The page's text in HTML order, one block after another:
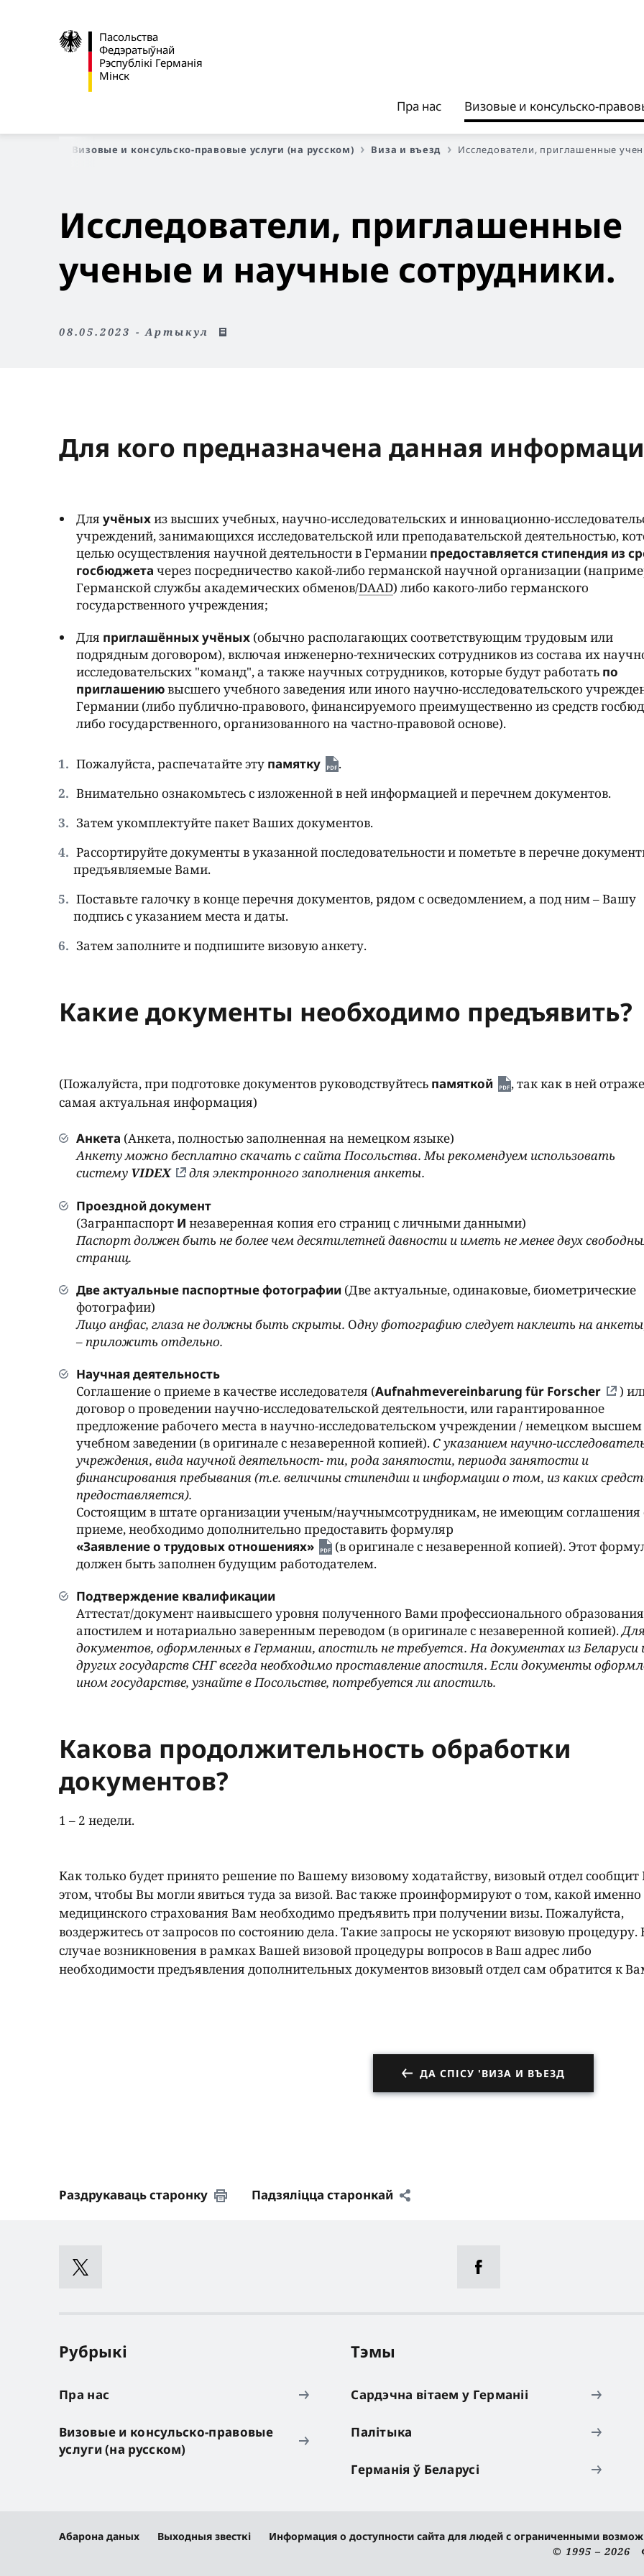
Пасольства
Федэратыўнай
Рэспублікі Германія
Мінск
Пра нас Визовые и консульско-
Визовые и консульско-правовые услуги (на русском) Виза и въезд Исследователи, приглашенные
Исследователи, приглашенные
ученые и научные сотрудники.
08.05.2023 - Артыкул
Для кого предназначена данная
Дляучёныхиз высших учебных, научно-исследовательских и инновационно-
учреждений, занимающихся исследовательской или преподавательской деятельностью,
целью осуществления научной деятельности в Германии предоставляется стипендия из
госбюджетачерез посредничество какой-либо германской научной организации
Германской службы академических обменов/DAAD) либо какого-либо германского
государственного учреждения;
Для приглашённых учёных (обычно располагающих соответствующим трудовым или
подрядным договором), включая инженерно-технических сотрудников из состава их
исследовательских "команд", а также научных сотрудников, которые будут работать по
приглашениювысшего учебного заведения или иного научно-исследовательского
Германии (либо публично-правового, финансируемого преимущественно из средств
либо государственного, организованного на частно-правовой основе).
Пожалуйста, распечатайте эту памятку
.
Внимательно ознакомьтесь с изложенной в ней информацией и перечнем документов.
Затем укомплектуйте пакет Ваших документов.
Рассортируйте документы в указанной последовательности и пометьте в перечне
предъявляемые Вами.
Поставьте галочку в конце перечня документов, рядом с осведомлением, а под ним – Вашу
подпись с указанием места и даты.
Затем заполните и подпишите визовую анкету.
Какие документы необходимо предъявить?
(Пожалуйста, при подготовке документов руководствуйтесь памяткой
, так как в ней
самая актуальная информация)
Анкета (Анкета, полностью заполненная на немецком языке)
Анкету можно бесплатно скачать с сайта Посольства. Мы рекомендуем использовать
систему VIDEX
для электронного заполнения анкеты.
Проездной документ
(Загранпаспорт Инезаверенная копия его страниц с личными данными)
Паспорт должен быть не более чем десятилетней давности и иметь не менее двух
страниц.
Две актуальные паспортные фотографии (Две актуальные, одинаковые, биометрические
фотографии)
Лицо анфас, глаза не должны быть скрыты. Одну фотографию следует наклеить на
– приложить отдельно.
Научная деятельность
Cоглашение о приеме в качестве исследователя (Aufnahmevereinbarung für Forscher
)
договор о проведении научно-исследовательской деятельности, или гарантированное
предложение рабочего места в научно-исследовательском учреждении / немецком высшем
учебном заведении (в оригинале с незаверенной копией). C указанием научно-
учреждения, вида научной деятельност- ти, рода занятости, периода занятости и
финансирования пребывания (т.е. величины стипендии и информации о том, из каких
предоставляется).
Состоящим в штате организации ученым/научнымсотрудникам, не имеющим соглашения
приеме, необходимо дополнительно предоставить формуляр
«Заявление о трудовых отношениях»
(в оригинале с незаверенной копией). Этот
должен быть заполнен будущим работодателем.
Подтверждение квалификации
Аттестат/документ наивысшего уровня полученного Вами профессионального образования
апостилем и нотариально заверенным переводом (в оригинале с незаверенной копией).
документов, оформленных в Германии, апостиль не требуется. На документах из Беларуси
других государств СНГ всегда необходимо проставление апостиля. Если документы
ином государстве, узнайте в Посольстве, потребуется ли апостиль.
Какова продолжительность обработки
документов?
1 – 2 недели.
Как только будет принято решение по Вашему визовому ходатайству, визовый отдел
этом, чтобы Вы могли явиться туда за визой. Вас также проинформируют о том, какой именно
медицинского страхования Вам необходимо предъявить при получении визы. Пожалуйста,
воздержитесь от запросов по состоянию дела. Такие запросы не ускоряют визовую процедуру.
случае возникновения в рамках Вашей визовой процедуры вопросов в Ваш адрес либо
необходимости предъявления дополнительных документов визовый отдел сам обратится к
ДА СПІСУ 'ВИЗА И ВЪЕЗД
Раздрукаваць старонку Падзяліцца старонкай
Рубрыкі
Пра нас
Визовые и консульско-правовые
услуги (на русском)
Тэмы
Сардэчна вітаем у Германіі
Палітыка
Германія ў Беларусі
Абарона даных Выходныя звесткі Информация о доступности сайта для людей с ограниченными
© 1995 – 2026